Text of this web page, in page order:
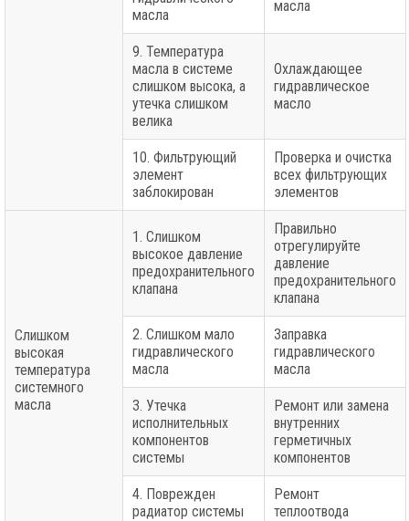
масла
масла
9. Температура
масла в системе
слишком высока, а
утечка слишком
велика
Охлаждающее
гидравлическое
масло
10. Фильтрующий
элемент
заблокирован
Проверка и очистка
всех фильтрующих
элементов
Слишком
высокая
температура
системного
масла
1. Слишком
высокое давление
предохранительного
клапана
Правильно
отрегулируйте
давление
предохранительного
клапана
2. Слишком мало
гидравлического
масла
Заправка
гидравлического
масла
3. Утечка
исполнительных
компонентов
системы
Ремонт или замена
внутренних
герметичных
компонентов
4. Поврежден
радиатор системы
Ремонт
теплоотвода